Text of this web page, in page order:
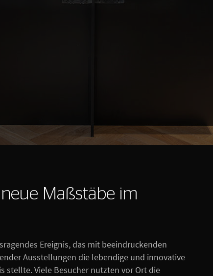
Maßstäbe im
Ereignis, das mit beeindruckenden
Ausstellungen die lebendige und innovative
stellte. Viele Besucher nutzten vor Ort die